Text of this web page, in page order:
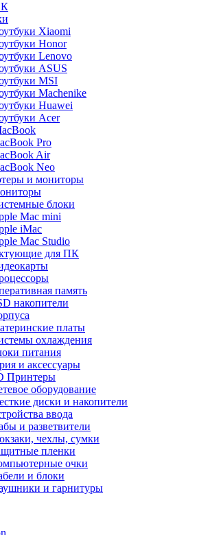
Xiaomi
Honor
Lenovo
ASUS
MSI
Machenike
Huawei
Acer
Pro
Air
Neo
и мониторы
блоки
Mac mini
iMac
Mac Studio
для ПК
память
накопители
платы
охлаждения
питания
и аксессуары
Принтеры
оборудование
диски и накопители
ввода
и разветвители
чехлы, сумки
пленки
очки
и блоки
и гарнитуры